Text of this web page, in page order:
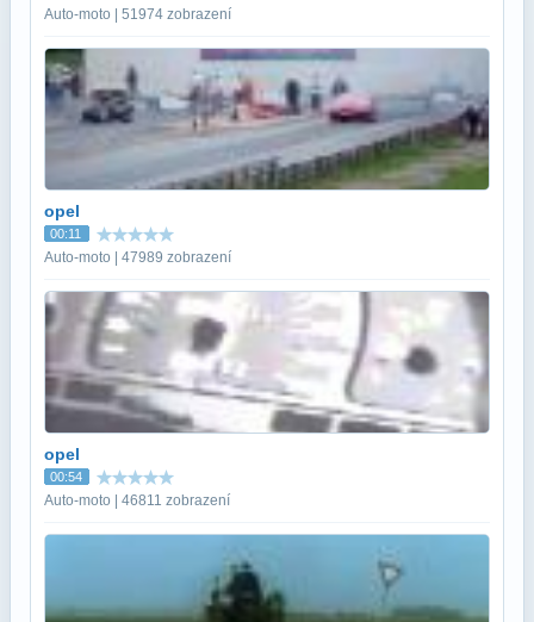
Auto-moto | 51974 zobrazení
opel
00:11
Auto-moto | 47989 zobrazení
opel
00:54
Auto-moto | 46811 zobrazení